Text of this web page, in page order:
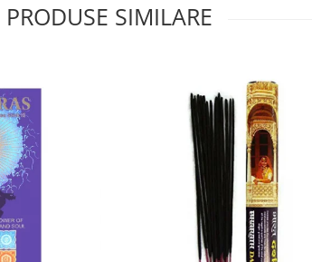
PRODUSE SIMILARE